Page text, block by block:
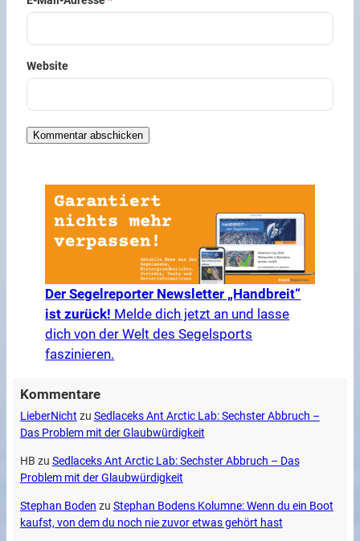
Website
Der Segelreporter Newsletter „Handbreit“
ist zurück! Melde dich jetzt an und lasse
dich von der Welt des Segelsports
faszinieren.
Kommentare
LieberNicht zu Sedlaceks Ant Arctic Lab: Sechster Abbruch –
Das Problem mit der Glaubwürdigkeit
HB zu Sedlaceks Ant Arctic Lab: Sechster Abbruch – Das
Problem mit der Glaubwürdigkeit
Stephan Boden zu Stephan Bodens Kolumne: Wenn du ein Boot
kaufst, von dem du noch nie zuvor etwas gehört hast